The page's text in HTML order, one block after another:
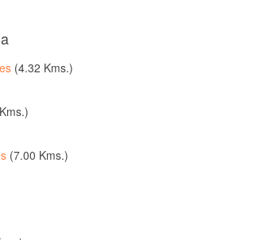
(4.32 Kms.)
(7.00 Kms.)